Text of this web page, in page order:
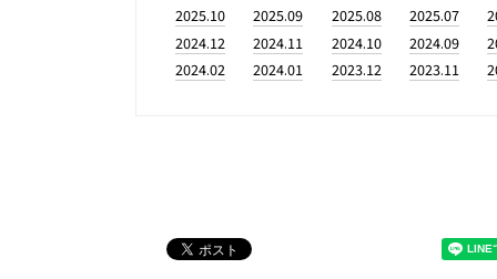
2025.10
2025.09 2025.08 2025.07
2024.12
2024.11 2024.10 2024.09
2024.02
2024.01 2023.12 2023.11